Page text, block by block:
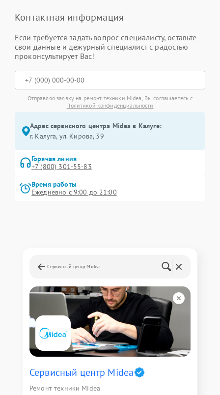
Контактная информация
Если требуется задать вопрос специалисту, оставьте
свои данные и дежурный специалист с радостью
проконсультирует Вас!
Отправляя заявку на ремонт техники Midea, Вы соглашаетесь с
Политикой конфиденциальности
Адрес сервисного центра Midea в Калуге:
г. Калуга, ул. Кирова, 39
Горячая линия
+7 (800) 301-55-83
Время работы
Ежедневно с 9:00 до 21:00
Сервисный центр Midea
Сервисный центр Midea
Ремонт техники Midea